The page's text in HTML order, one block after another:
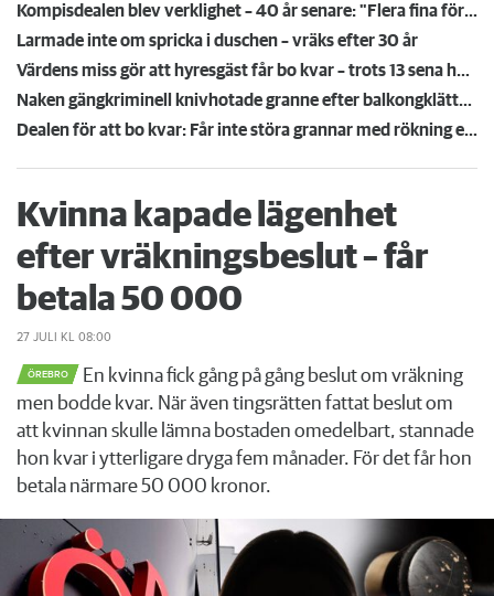
Kompisdealen blev verklighet – 40 år senare: "Flera fina fördelar med att dela bostad"
Larmade inte om spricka i duschen – vräks efter 30 år
Värdens miss gör att hyresgäst får bo kvar – trots 13 sena hyror
Naken gängkriminell knivhotade granne efter balkongklättring
Dealen för att bo kvar: Får inte störa grannar med rökning eller utsätta dem för brandfara
Kvinna kapade lägenhet
efter vräkningsbeslut – får
betala 50 000
27 JULI KL 08:00
ÖREBRO
En kvinna fick gång på gång beslut om vräkning
men bodde kvar. När även tingsrätten fattat beslut om
att kvinnan skulle lämna bostaden omedelbart, stannade
hon kvar i ytterligare dryga fem månader. För det får hon
betala närmare 50 000 kronor.